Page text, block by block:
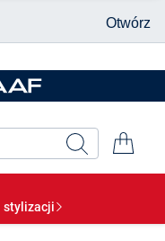
stylizacji
Otwórz